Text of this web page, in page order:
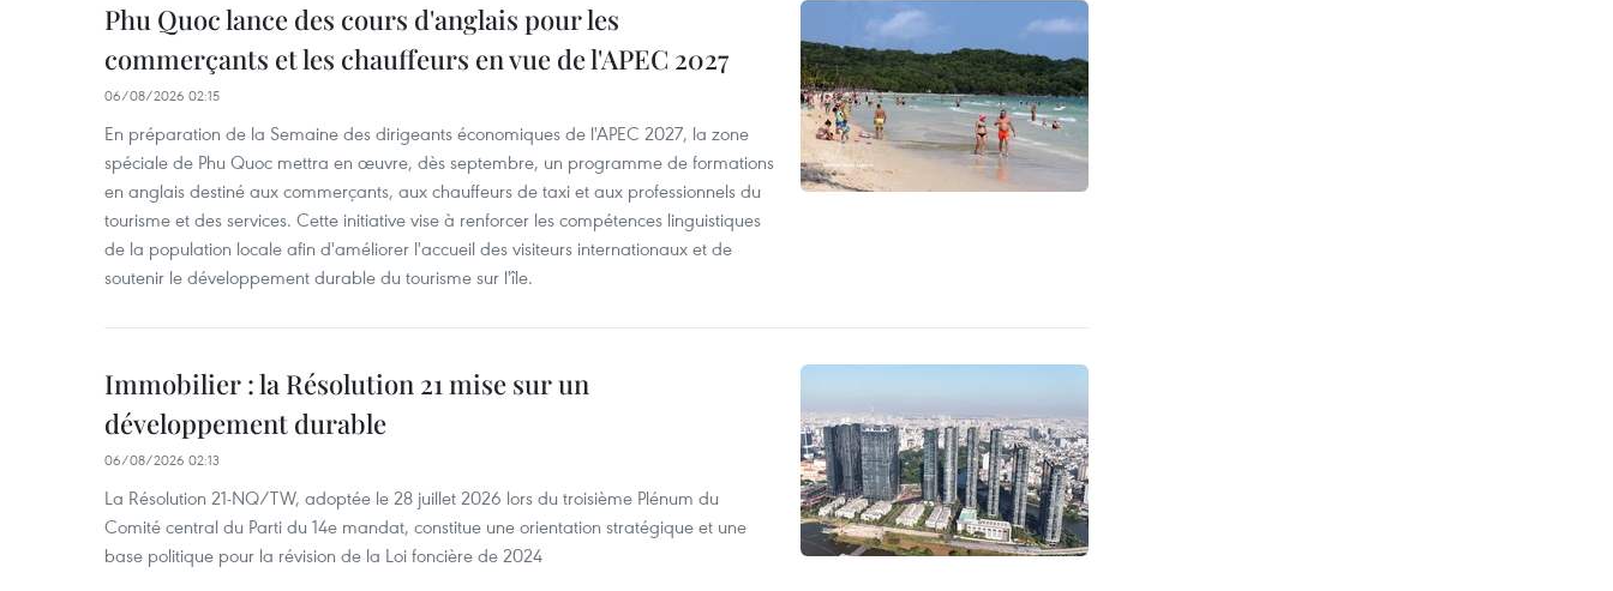
Phu Quoc lance des cours d'anglais pour les
commerçants et les chauffeurs en vue de l'APEC 2027
06/08/2026 02:15
En préparation de la Semaine des dirigeants économiques de l'APEC 2027, la zone
spéciale de Phu Quoc mettra en œuvre, dès septembre, un programme de formations
en anglais destiné aux commerçants, aux chauffeurs de taxi et aux professionnels du
tourisme et des services. Cette initiative vise à renforcer les compétences linguistiques
de la population locale afin d'améliorer l'accueil des visiteurs internationaux et de
soutenir le développement durable du tourisme sur l'île.
Immobilier : la Résolution 21 mise sur un
développement durable
06/08/2026 02:13
La Résolution 21-NQ/TW, adoptée le 28 juillet 2026 lors du troisième Plénum du
Comité central du Parti du 14e mandat, constitue une orientation stratégique et une
base politique pour la révision de la Loi foncière de 2024